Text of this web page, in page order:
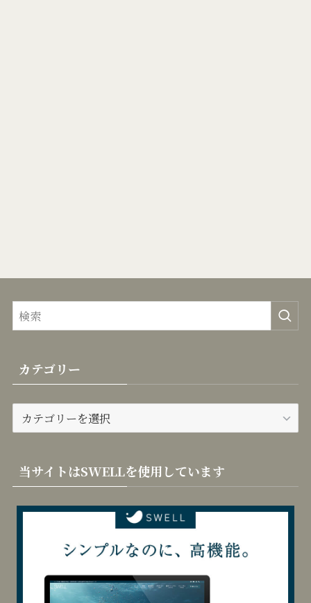
カテゴリー
テ
リ
ー
当サイトはSWELLを使用しています